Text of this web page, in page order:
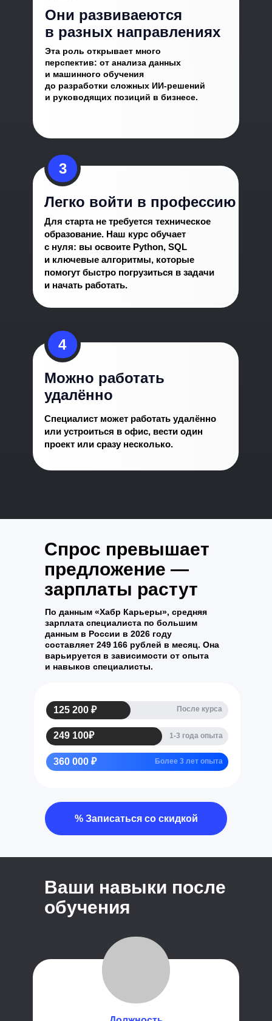
Они развиваеются
в разных направлениях
Эта роль открывает много
перспектив: от анализа данных
и машинного обучения
до разработки сложных ИИ-решений
и руководящих позиций в бизнесе.
Легко войти в профессию
Для старта не требуется техническое
образование. Наш курс обучает
с нуля: вы освоите Python, SQL
и ключевые алгоритмы, которые
помогут быстро погрузиться в задачи
и начать работать.
3
Можно работать
удалённо
Специалист может работать удалённо
или устроиться в офис, вести один
проект или сразу несколько.
4
125 200 ₽
249 100₽
360 000 ₽
После курса
1-3 года опыта
Более 3 лет опыта
Спрос превышает
предложение —
зарплаты растут
По данным «Хабр Карьеры», средняя
зарплата специалиста по большим
данным в России в 2026 году
составляет 249 166 рублей в месяц. Она
варьируется в зависимости от опыта
и навыков специалисты.
Средний
Продвинутый
% Записаться со скидкой
Ваши навыки после
обучения